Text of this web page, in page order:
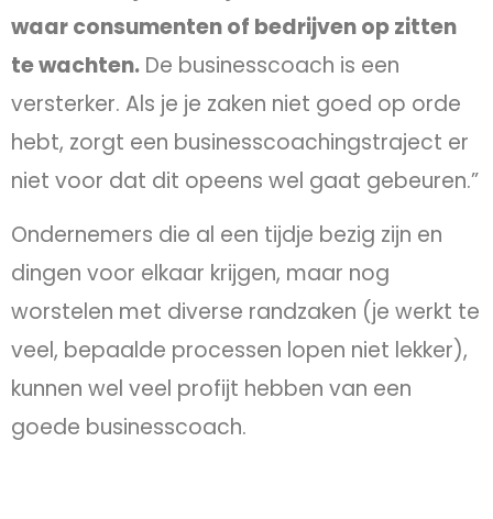
waar consumenten of bedrijven op zitten
te wachten. De businesscoach is een
versterker. Als je je zaken niet goed op orde
hebt, zorgt een businesscoachingstraject er
niet voor dat dit opeens wel gaat gebeuren.”
Ondernemers die al een tijdje bezig zijn en
dingen voor elkaar krijgen, maar nog
worstelen met diverse randzaken (je werkt te
veel, bepaalde processen lopen niet lekker),
kunnen wel veel profijt hebben van een
goede businesscoach.